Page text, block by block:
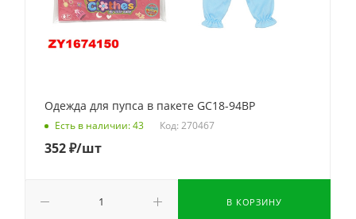
Одежда для пупса в пакете GC18-94BP
Есть в наличии: 43 Код: 270467
352₽/шт
В КОРЗИНУ